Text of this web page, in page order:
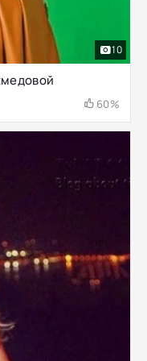
60%
10